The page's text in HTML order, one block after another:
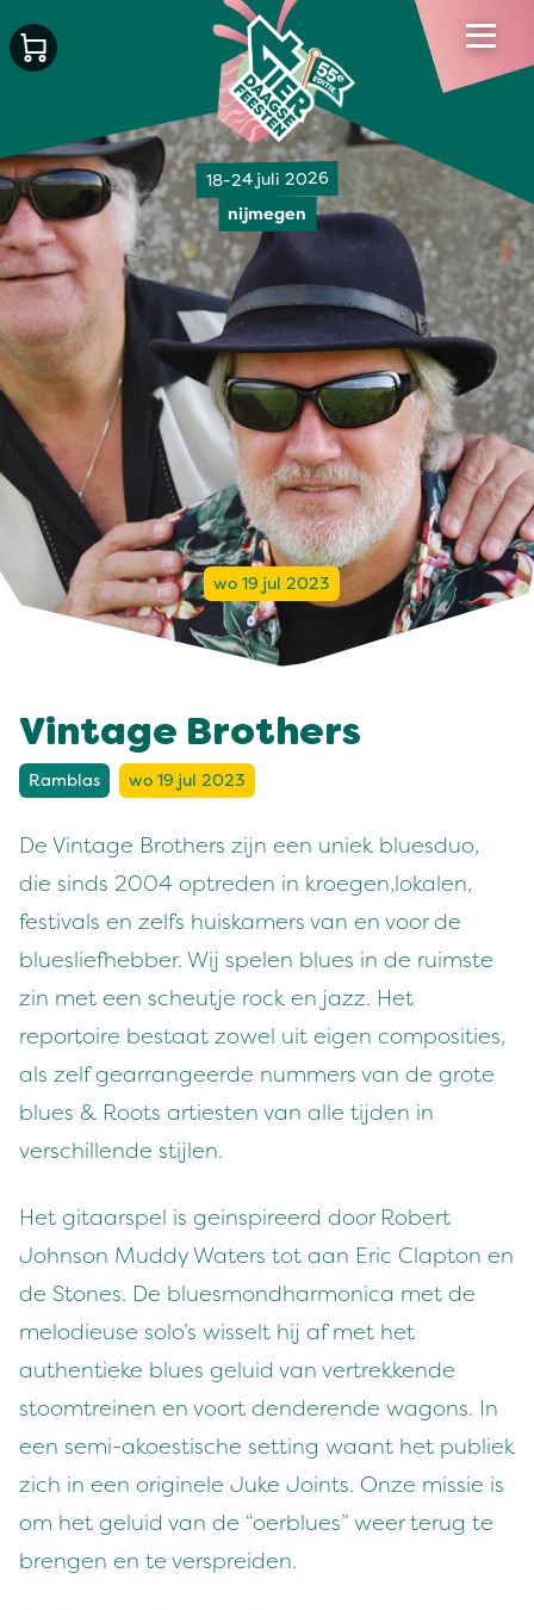
18-24 juli 2026
nijmegen
wo 19 jul 2023
Vintage Brothers
Ramblas wo 19 jul 2023
De Vintage Brothers zijn een uniek bluesduo,
die sinds 2004 optreden in kroegen,lokalen,
festivals en zelfs huiskamers van en voor de
bluesliefhebber. Wij spelen blues in de ruimste
zin met een scheutje rock en jazz. Het
reportoire bestaat zowel uit eigen composities,
als zelf gearrangeerde nummers van de grote
blues & Roots artiesten van alle tijden in
verschillende stijlen.
Het gitaarspel is geinspireerd door Robert
Johnson Muddy Waters tot aan Eric Clapton en
de Stones. De bluesmondharmonica met de
melodieuse solo’s wisselt hij af met het
authentieke blues geluid van vertrekkende
stoomtreinen en voort denderende wagons. In
een semi-akoestische setting waant het publiek
zich in een originele Juke Joints. Onze missie is
om het geluid van de “oerblues” weer terug te
brengen en te verspreiden.